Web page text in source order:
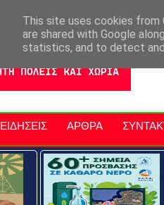
Νομός Λασιθίου Αγαπάμε
ΕΙΔΗΣΕΙΣ ΑΡΘΡΑ
This site uses cookies from
are shared with Google
statistics, and to detect